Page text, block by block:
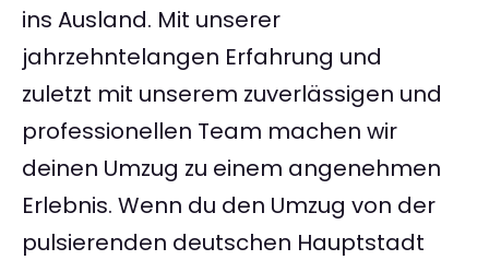
ins Ausland. Mit unserer
jahrzehntelangen Erfahrung und
zuletzt mit unserem zuverlässigen und
professionellen Team machen wir
deinen Umzug zu einem angenehmen
Erlebnis. Wenn du den Umzug von der
pulsierenden deutschen Hauptstadt